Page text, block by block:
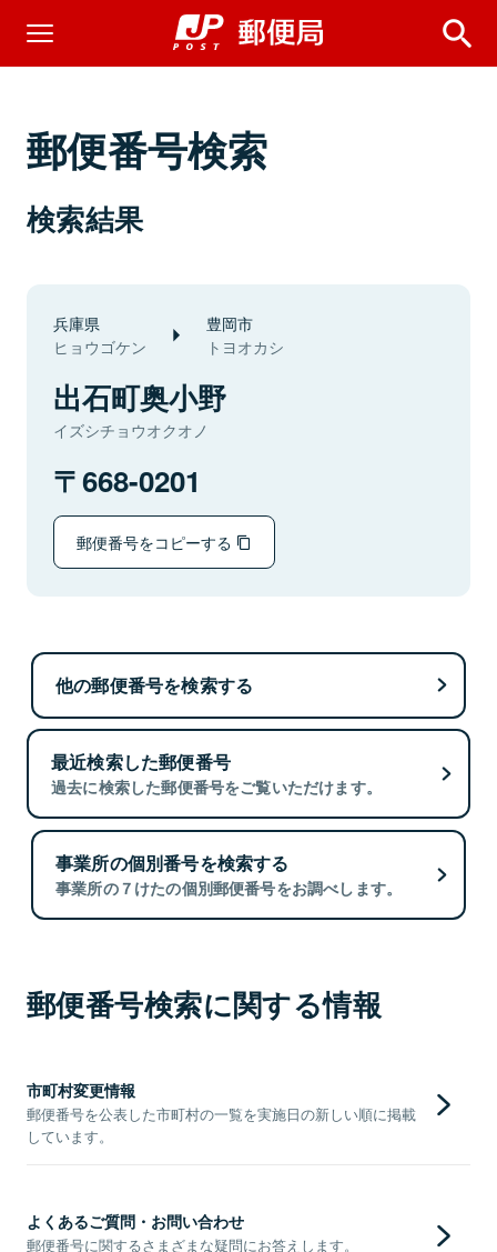
郵便番号検索
検索結果
兵庫県
ヒョウゴケン
豊岡市
トヨオカシ
出石町奥小野
イズシチョウオクオノ
668-0201
郵便番号をコピーする
他の郵便番号を検索する
最近検索した郵便番号
過去に検索した郵便番号をご覧いただけます。
事業所の個別番号を検索する
事業所の７けたの個別郵便番号をお調べします。
郵便番号検索に関する情報
市町村変更情報
郵便番号を公表した市町村の一覧を実施日の新しい順に掲載
しています。
よくあるご質問・お問い合わせ
郵便番号に関するさまざまな疑問にお答えします。